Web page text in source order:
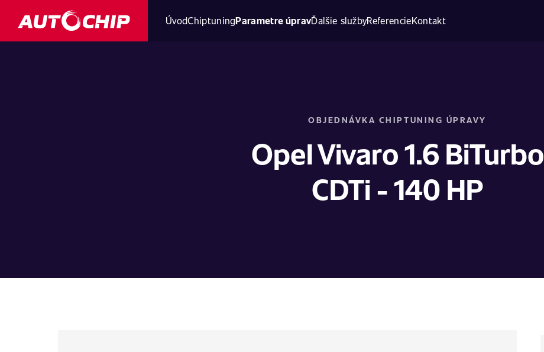
ÚvodChiptuningParametre úpravĎalšie službyReferencieKontakt
OBJEDNÁVKA CHIPTUNING ÚPRAVY
Opel Vivaro 1.6 BiTurbo
CDTi - 140 HP